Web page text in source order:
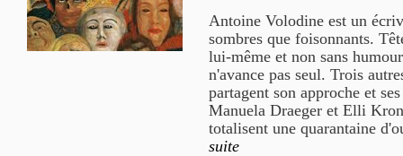
Antoine Volodine est un
sombres que foisonnants.
lui-même et non sans
n'avance pas seul. Trois
partagent son approche et
Manuela Draeger et Elli
totalisent une quarantaine
suite